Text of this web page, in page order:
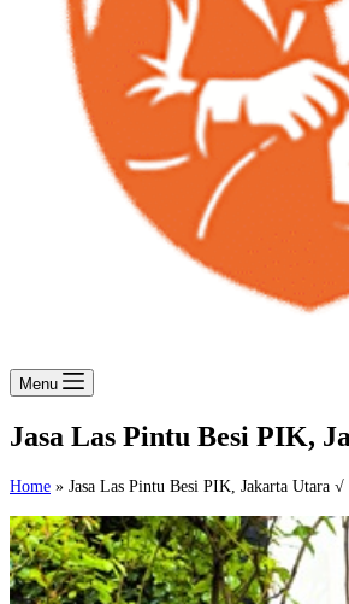
Menu
Jasa Las Pintu Besi PIK,
Home » Jasa Las Pintu Besi PIK, Jakarta Utara √